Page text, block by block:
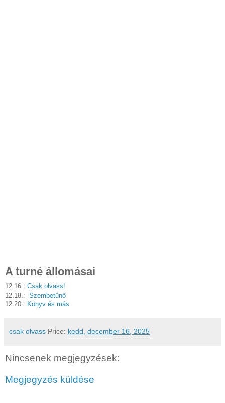
A turné állomásai
12.16.: Csak olvass!
12.18.: Szembetűnő
12.20.: Könyv és más
csak olvass Price: kedd, december 16, 2025
Nincsenek megjegyzések:
Megjegyzés küldése